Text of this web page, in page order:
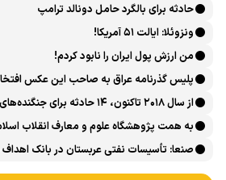
حادثه برای بالگرد حامل دونالد ترامپ
ونزوئلا: ایالت ۵۱ آمریکا!
من ارزش پول ایران را نابود کردم!
پلیس گذرنامه عراق به صاحب این عکس
است
به همت پژوهشگاه علوم و معارف انقلاب
«اربعین حسینی در منظومه فکری رهبر شهید،
صنعا: تأسیسات نفتی عربستان در بانک